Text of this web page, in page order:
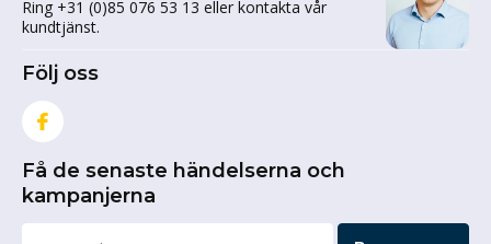
Ring +31 (0)85 076 53 13 eller kontakta vår
kundtjänst.
Följ oss
Få de senaste händelserna och
kampanjerna